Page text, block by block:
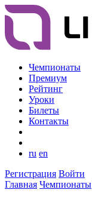
Чемпионаты
Премиум
Рейтинг
Уроки
Билеты
Контакты
ru en
Регистрация Войти
Главная Чемпионаты